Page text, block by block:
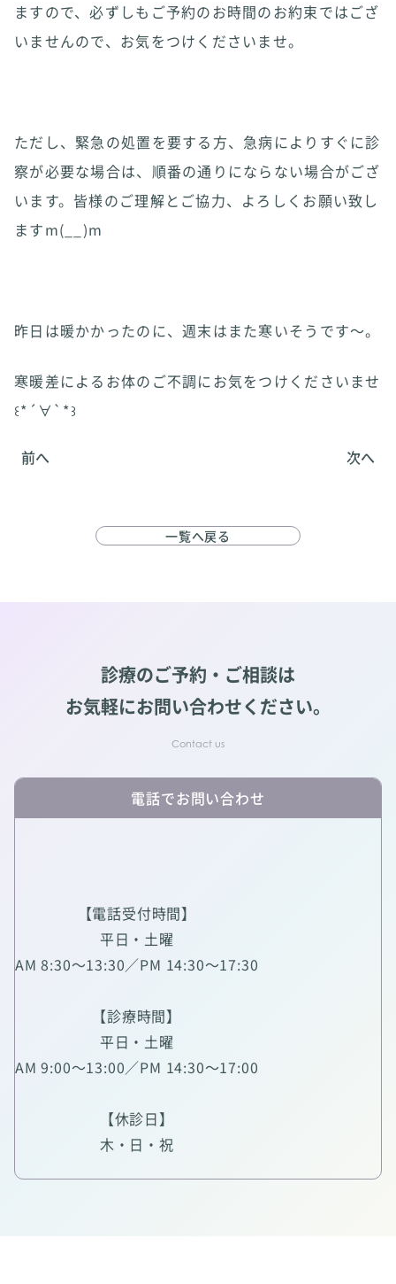
ますので、必ずしもご予約のお時間のお約束ではござ
いませんので、お気をつけくださいませ。
ただし、緊急の処置を要する方、急病によりすぐに診
察が必要な場合は、順番の通りにならない場合がござ
います。皆様のご理解とご協力、よろしくお願い致し
ますm(__)m
昨日は暖かかったのに、週末はまた寒いそうです〜。
寒暖差によるお体のご不調にお気をつけくださいませ
꒰*´∀`*꒱
前へ 次へ
一覧へ戻る
診療のご予約・ご相談は
お気軽にお問い合わせください。
電話でお問い合わせ
【電話受付時間】
平日・土曜
AM 8:30～13:30／PM 14:30～17:30
【診療時間】
平日・土曜
AM 9:00～13:00／PM 14:30～17:00
【休診日】
木・日・祝